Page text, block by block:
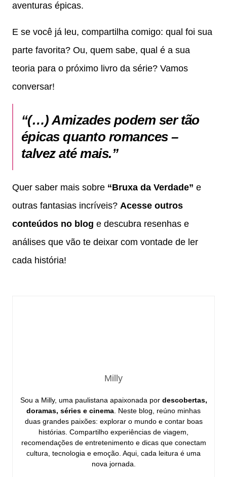
aventuras épicas.
E se você já leu, compartilha comigo: qual foi sua
parte favorita? Ou, quem sabe, qual é a sua
teoria para o próximo livro da série? Vamos
conversar!
“(…) Amizades podem ser tão
épicas quanto romances –
talvez até mais.”
Quer saber mais sobre “Bruxa da Verdade” e
outras fantasias incríveis? Acesse outros
conteúdos no blog e descubra resenhas e
análises que vão te deixar com vontade de ler
cada história!
Milly
Sou a Milly, uma paulistana apaixonada por descobertas,
doramas, séries e cinema . Neste blog, reúno minhas
duas grandes paixões: explorar o mundo e contar boas
histórias. Compartilho experiências de viagem,
recomendações de entretenimento e dicas que conectam
cultura, tecnologia e emoção. Aqui, cada leitura é uma
nova jornada.